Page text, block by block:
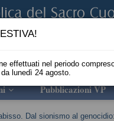
Pubblicazioni VP
Dal sionismo al
effettuati nel periodo
lunedì 24 agosto.